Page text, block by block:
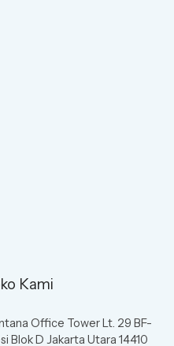
Kami
Office Tower Lt. 29 BF-
Blok D Jakarta Utara 14410